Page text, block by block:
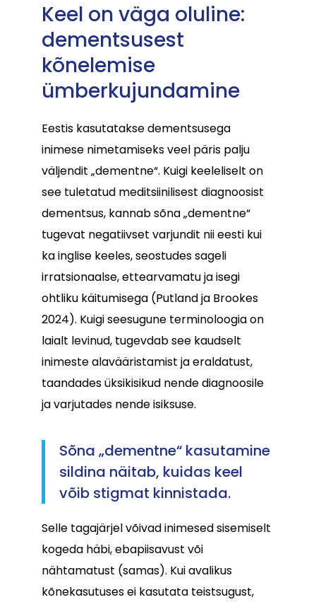
Keel on väga oluline:
dementsusest
kõnelemise
ümberkujundamine
Eestis kasutatakse dementsusega
inimese nimetamiseks veel päris palju
väljendit „dementne“. Kuigi keeleliselt on
see tuletatud meditsiinilisest diagnoosist
dementsus, kannab sõna „dementne“
tugevat negatiivset varjundit nii eesti kui
ka inglise keeles, seostudes sageli
irratsionaalse, ettearvamatu ja isegi
ohtliku käitumisega (Putland ja Brookes
2024). Kuigi seesugune terminoloogia on
laialt levinud, tugevdab see kaudselt
inimeste alavääristamist ja eraldatust,
taandades üksikisikud nende diagnoosile
ja varjutades nende isiksuse.
Sõna „dementne“ kasutamine
sildina näitab, kuidas keel
võib stigmat kinnistada.
Selle tagajärjel võivad inimesed sisemiselt
kogeda häbi, ebapiisavust või
nähtamatust (samas). Kui avalikus
kõnekasutuses ei kasutata teistsugust,